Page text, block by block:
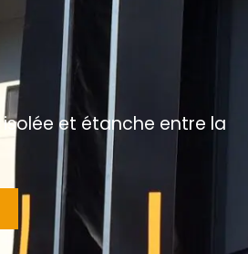
isolée et étanche entre la